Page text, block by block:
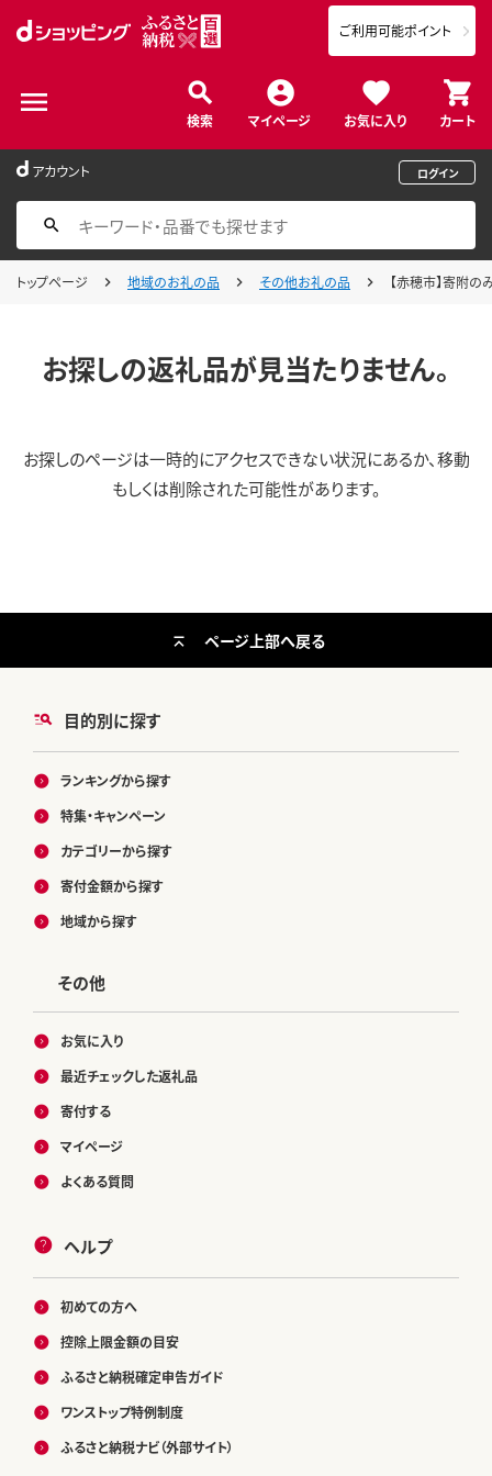
検索 マイページ お気に入り カート
ご利用可能ポイント
アカウント ログイン
トップページ 地域のお礼の品 その他お礼の品 【赤穂市】寄附
お探しの返礼品が見当たりません。
お探しのページは一時的にアクセスできない状況にあるか、移動
もしくは削除された可能性があります。
目的別に探す
ランキングから探す
特集・キャンペーン
カテゴリーから探す
寄付金額から探す
地域から探す
その他
お気に入り
最近チェックした返礼品
寄付する
マイページ
よくある質問
ヘルプ
初めての方へ
控除上限金額の目安
ふるさと納税確定申告ガイド
ワンストップ特例制度
ふるさと納税ナビ（外部サイト）
ページ上部へ戻る